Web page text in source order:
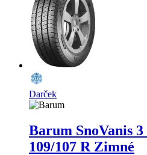
Darček
Barum SnoVanis 3
109/107 R Zimné